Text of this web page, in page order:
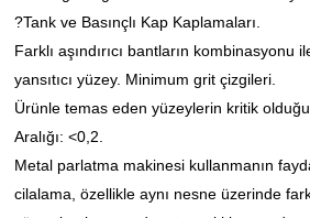
?Tank ve Basınçlı Kap Kaplamaları.
Farklı aşındırıcı bantların kombinasyonu
yansıtıcı yüzey. Minimum grit çizgileri.
Ürünle temas eden yüzeylerin kritik olduğu
Aralığı: <0,2.
Metal parlatma makinesi kullanmanın
cilalama, özellikle aynı nesne üzerinde